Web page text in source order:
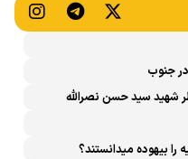
جنوب
شهید سید حسن نصرالله
بیهوده میدانستند؟